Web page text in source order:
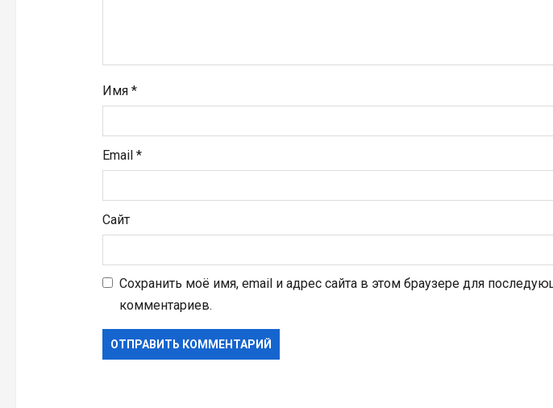
я
м
Имя *
Email *
Сайт
Сохранить моё имя, email и адрес сайта в этом браузере для
комментариев.